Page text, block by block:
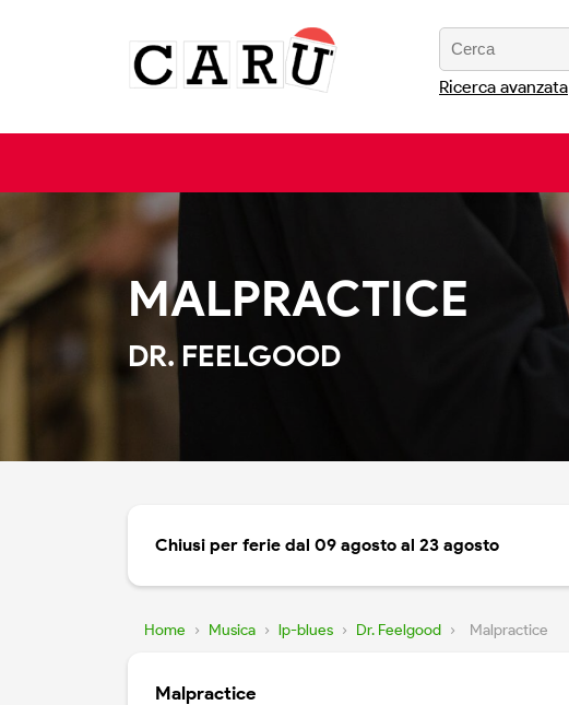
Ricerca avanzata
MALPRACTICE
DR. FEELGOOD
Chiusi per ferie dal 09 agosto al 23 agosto
Home › Musica › lp-blues › Dr. Feelgood › Malpractice
Malpractice